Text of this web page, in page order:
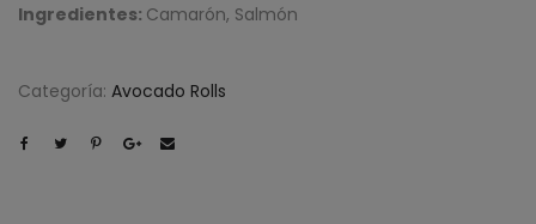
Ingredientes: Camarón, Salmón
Categoría: Avocado Rolls